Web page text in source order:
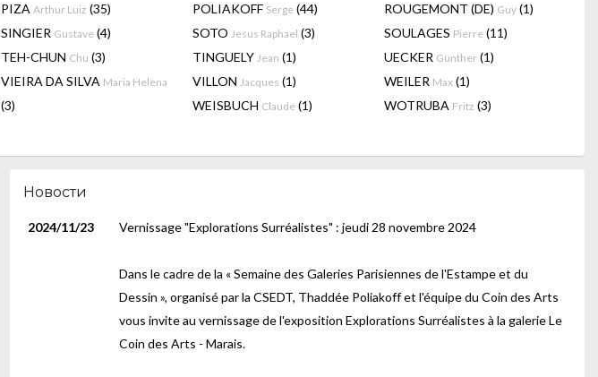
PIZA Arthur Luiz (35) POLIAKOFF Serge (44) ROUGEMONT (DE) Guy (1)
SINGIER Gustave (4) SOTO Jesus Raphael (3) SOULAGES Pierre (11)
TEH-CHUN Chu (3) TINGUELY Jean (1) UECKER Günther (1)
VIEIRA DA SILVA Maria Helena
(3)
VILLON Jacques (1) WEILER Max (1)
WEISBUCH Claude (1) WOTRUBA Fritz (3)
Новости
2024/11/23 Vernissage "Explorations Surréalistes" : jeudi 28 novembre 2024
Dans le cadre de la « Semaine des Galeries Parisiennes de l'Estampe et du
Dessin », organisé par la CSEDT, Thaddée Poliakoff et l'équipe du Coin des Arts
vous invite au vernissage de l'exposition Explorations Surréalistes à la galerie Le
Coin des Arts - Marais.